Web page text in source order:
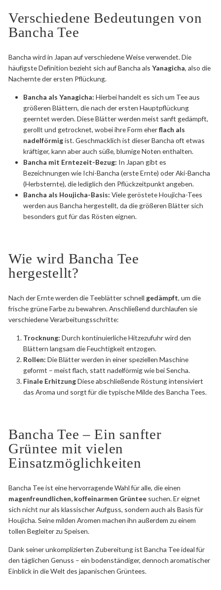
Verschiedene Bedeutungen von
Bancha Tee
Bancha wird in Japan auf verschiedene Weise verwendet. Die
häufigste Definition bezieht sich auf Bancha als Yanagicha, also die
Nachernte der ersten Pflückung.
Bancha als Yanagicha: Hierbei handelt es sich um Tee aus
größeren Blättern, die nach der ersten Hauptpflückung
geerntet werden. Diese Blätter werden meist sanft gedämpft,
gerollt und getrocknet, wobei ihre Form eherflach als
nadelförmigist. Geschmacklich ist dieser Bancha oft etwas
kräftiger, kann aber auch süße, blumige Noten enthalten.
Bancha mit Erntezeit-Bezug: In Japan gibt es
Bezeichnungen wie Ichi-Bancha (erste Ernte) oder Aki-Bancha
(Herbsternte), die lediglich den Pflückzeitpunkt angeben.
Bancha als Houjicha-Basis: Viele geröstete Houjicha-Tees
werden aus Bancha hergestellt, da die größeren Blätter sich
besonders gut für das Rösten eignen.
Wie wird Bancha Tee
hergestellt?
Nach der Ernte werden die Teeblätter schnell gedämpft, um die
frische grüne Farbe zu bewahren. Anschließend durchlaufen sie
verschiedene Verarbeitungsschritte:
Trocknung: Durch kontinuierliche Hitzezufuhr wird den
Blättern langsam die Feuchtigkeit entzogen.
Rollen: Die Blätter werden in einer speziellen Maschine
geformt – meist flach, statt nadelförmig wie bei Sencha.
Finale ErhitzungDiese abschließende Röstung intensiviert
das Aroma und sorgt für die typische Milde des Bancha Tees.
Bancha Tee – Ein sanfter
Grüntee mit vielen
Einsatzmöglichkeiten
Bancha Tee ist eine hervorragende Wahl für alle, die einen
magenfreundlichen, koffeinarmen Grüntee suchen. Er eignet
sich nicht nur als klassischer Aufguss, sondern auch als Basis für
Houjicha. Seine milden Aromen machen ihn außerdem zu einem
tollen Begleiter zu Speisen.
Dank seiner unkomplizierten Zubereitung ist Bancha Tee ideal für
den täglichen Genuss – ein bodenständiger, dennoch aromatischer
Einblick in die Welt des japanischen Grüntees.